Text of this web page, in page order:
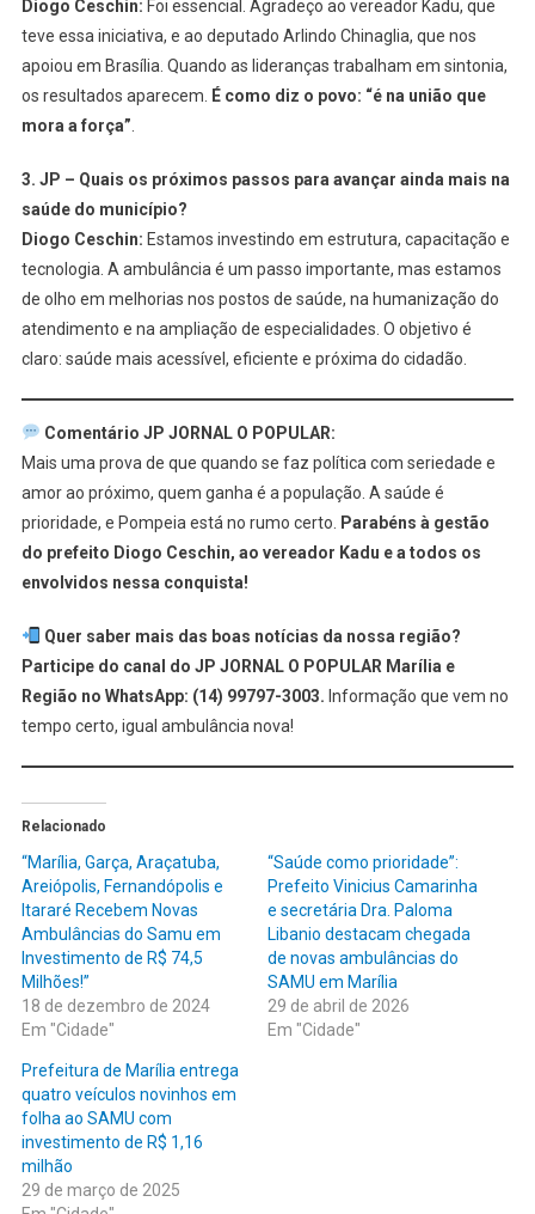
Diogo Ceschin: Foi essencial. Agradeço ao vereador Kadu, que
teve essa iniciativa, e ao deputado Arlindo Chinaglia, que nos
apoiou em Brasília. Quando as lideranças trabalham em sintonia,
os resultados aparecem.
É como diz o povo: “é na união que
mora a força”
3. JP – Quais os próximos passos para avançar ainda mais na
saúde do município?
Diogo Ceschin: Estamos investindo em estrutura, capacitação e
tecnologia. A ambulância é um passo importante, mas estamos
de olho em melhorias nos postos de saúde, na humanização do
atendimento e na ampliação de especialidades. O objetivo é
claro: saúde mais acessível, eficiente e próxima do cidadão.
Comentário JP JORNAL O POPULAR:
Mais uma prova de que quando se faz política com seriedade e
amor ao próximo, quem ganha é a população. A saúde é
prioridade, e Pompeia está no rumo certo.
Parabéns à gestão
do prefeito Diogo Ceschin, ao vereador Kadu e a todos os
envolvidos nessa conquista!
Quer saber mais das boas notícias da nossa região?
Participe do canal do JP JORNAL O POPULAR Marília e
Região no WhatsApp: (14) 99797-3003. Informação que vem no
tempo certo, igual ambulância nova!
Relacionado
“Marília, Garça, Araçatuba,
Areiópolis, Fernandópolis e
Itararé Recebem Novas
Ambulâncias do Samu em
Investimento de R$ 74,5
Milhões!”
18 de dezembro de 2024
Em "Cidade"
“Saúde como prioridade”:
Prefeito Vinicius Camarinha
e secretária Dra. Paloma
Libanio destacam chegada
de novas ambulâncias do
SAMU em Marília
29 de abril de 2026
Em "Cidade"
Prefeitura de Marília entrega
quatro veículos novinhos em
folha ao SAMU com
investimento de R$ 1,16
milhão
29 de março de 2025